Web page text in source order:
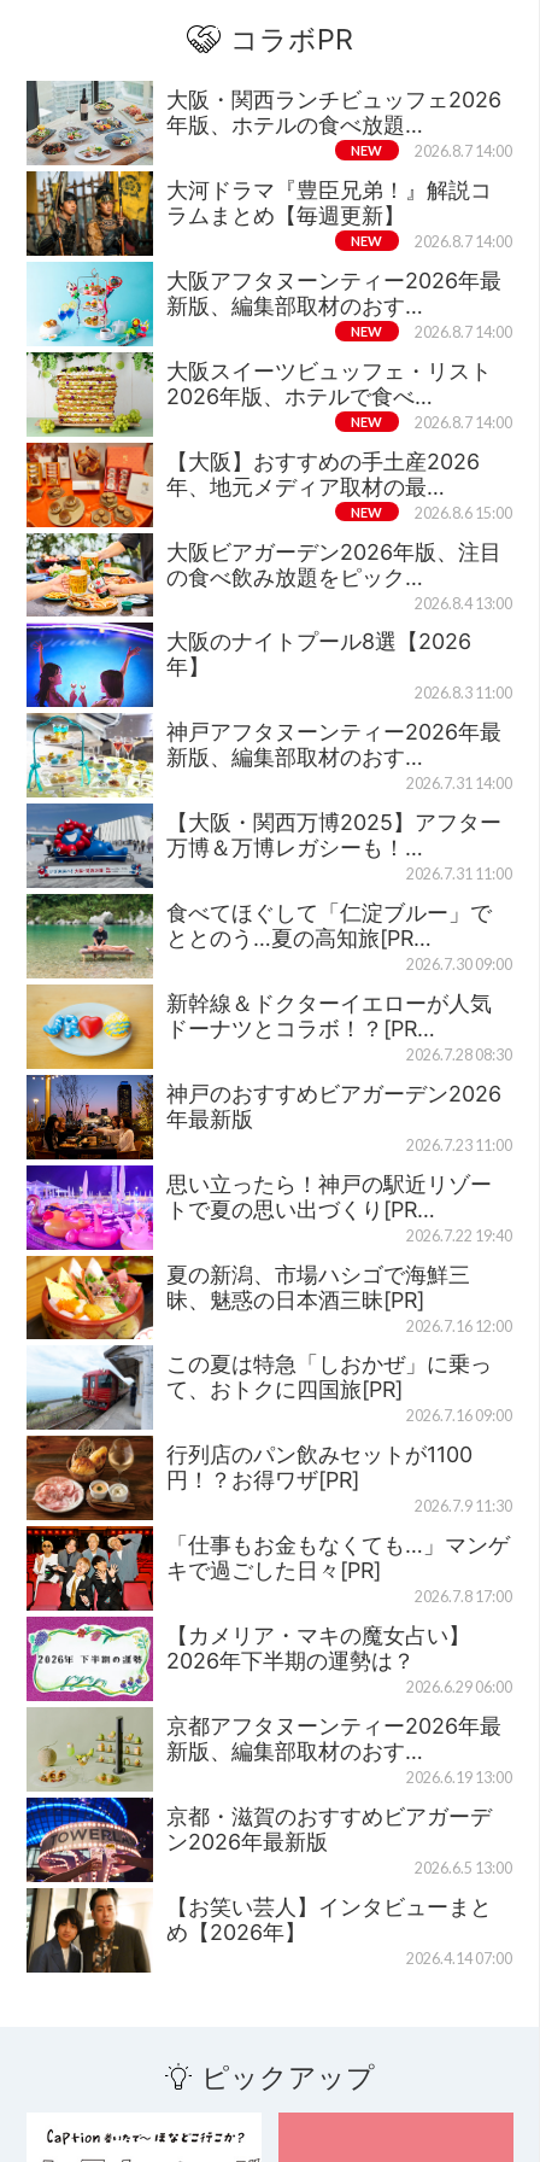
コラボPR
大阪・関西ランチビュッフェ2026
年版、ホテルの食べ放題…
NEW 2026.8.7 14:00
大河ドラマ『豊臣兄弟！』解説コ
ラムまとめ【毎週更新】
NEW 2026.8.7 14:00
大阪アフタヌーンティー2026年最
新版、編集部取材のおす…
NEW 2026.8.7 14:00
大阪スイーツビュッフェ・リスト
2026年版、ホテルで食べ…
NEW 2026.8.7 14:00
【大阪】おすすめの手土産2026
年、地元メディア取材の最…
NEW 2026.8.6 15:00
大阪ビアガーデン2026年版、注目
の食べ飲み放題をピック…
2026.8.4 13:00
大阪のナイトプール8選【2026
年】
2026.8.3 11:00
神戸アフタヌーンティー2026年最
新版、編集部取材のおす…
2026.7.31 14:00
【大阪・関西万博2025】アフター
万博＆万博レガシーも！…
2026.7.31 11:00
食べてほぐして「仁淀ブルー」で
ととのう…夏の高知旅[PR…
2026.7.30 09:00
新幹線＆ドクターイエローが人気
ドーナツとコラボ！？[PR…
2026.7.28 08:30
神戸のおすすめビアガーデン2026
年最新版
2026.7.23 11:00
思い立ったら！神戸の駅近リゾー
トで夏の思い出づくり[PR…
2026.7.22 19:40
夏の新潟、市場ハシゴで海鮮三
昧、魅惑の日本酒三昧[PR]
2026.7.16 12:00
この夏は特急「しおかぜ」に乗っ
て、おトクに四国旅[PR]
2026.7.16 09:00
行列店のパン飲みセットが1100
円！？お得ワザ[PR]
2026.7.9 11:30
「仕事もお金もなくても…」マンゲ
キで過ごした日々[PR]
2026.7.8 17:00
【カメリア・マキの魔女占い】
2026年下半期の運勢は？
2026.6.29 06:00
京都アフタヌーンティー2026年最
新版、編集部取材のおす…
2026.6.19 13:00
京都・滋賀のおすすめビアガーデ
ン2026年最新版
2026.6.5 13:00
【お笑い芸人】インタビューまと
め【2026年】
2026.4.14 07:00
ピックアップ